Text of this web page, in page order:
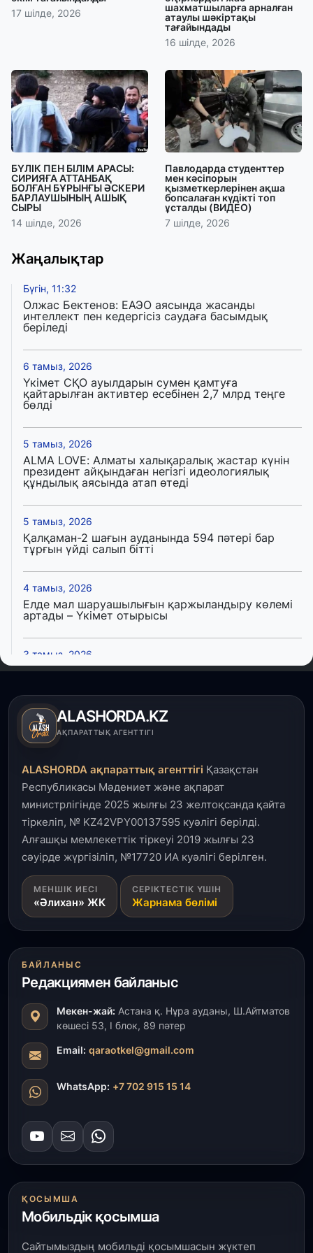
17 шілде, 2026
шахматшыларға арналған
атаулы шәкіртақы
тағайындады
16 шілде, 2026
БҮЛІК ПЕН БІЛІМ АРАСЫ:
СИРИЯҒА АТТАНБАҚ
БОЛҒАН БҰРЫНҒЫ ӘСКЕРИ
БАРЛАУШЫНЫҢ АШЫҚ
СЫРЫ
14 шілде, 2026
Павлодарда студенттер
мен кәсіпорын
қызметкерлерінен ақша
бопсалаған күдікті топ
ұсталды (ВИДЕО)
7 шілде, 2026
Жаңалықтар
Бүгін, 11:32
Олжас Бектенов: ЕАЭО аясында жасанды
интеллект пен кедергісіз саудаға басымдық
беріледі
6 тамыз, 2026
Үкімет СҚО ауылдарын сумен қамтуға
қайтарылған активтер есебінен 2,7 млрд теңге
бөлді
5 тамыз, 2026
ALMA LOVE: Алматы халықаралық жастар күнін
президент айқындаған негізгі идеологиялық
құндылық аясында атап өтеді
5 тамыз, 2026
Қалқаман-2 шағын ауданында 594 пәтері бар
тұрғын үйді салып бітті
4 тамыз, 2026
Елде мал шаруашылығын қаржыландыру көлемі
артады – Үкімет отырысы
3 тамыз, 2026
Өңірлерде жаңа вокзалдар, су құбыры,
пайдалануға берілді
3 тамыз, 2026
салынып жатыр
1 тамыз, 2026
Кинопоиск Қазақстан азаматтарының ең
танымал онлайн-кинотеатрына айналды
31 шілде, 2026
Ақмола облысындағы кездесуде кәсіпкерлер мен
ұстаздар «Әділет» партиясына өз ұсыныстарын
айтты
ҚР Президенті Орталық Азия елдеріне
ұзақмерзімді ынтымақтастық жоспарын әзірлеуді
ұсынды
31 шілде, 2026
«Ауыл аманаты»: Түркістанда 30,2 млрд теңгеге
4 223 жоба қаржыландырылды
31 шілде, 2026
толық ауыз сумен қамтылды
30 шілде, 2026
Түркістанда «Арыс-2» және Темір ауылының
Қордайлық қыз-келіншектер ұлттық нақыштағы
ALASHORDA.KZ
АҚПАРАТТЫҚ АГЕНТТІГІ
ALASHORDA ақпараттық агенттігі Қазақстан
Республикасы Мәдениет және ақпарат
министрлігінде 2025 жылғы 23 желтоқсанда қайта
тіркеліп, № KZ42VPY00137595 куәлігі берілді.
Алғашқы мемлекеттік тіркеуі 2019 жылғы 23
сәуірде жүргізіліп, №17720 ИА куәлігі берілген.
МЕНШІК ИЕСІ
«Әлихан» ЖК
СЕРІКТЕСТІК ҮШІН
Жарнама бөлімі
БАЙЛАНЫС
Редакциямен байланыс
Мекен-жай: Астана қ. Нұра ауданы, Ш.Айтматов
көшесі 53, І блок, 89 пәтер
Email: qaraotkel@gmail.com
WhatsApp: +7 702 915 15 14
ҚОСЫМША
Мобильдік қосымша
Сайтымыздың мобильді қосымшасын жүктеп